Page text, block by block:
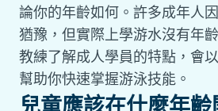
論你的年齡如何。許多成年人
猶豫，但實際上學游水沒有年
教練了解成人學員的特點，會
幫助你快速掌握游泳技能。